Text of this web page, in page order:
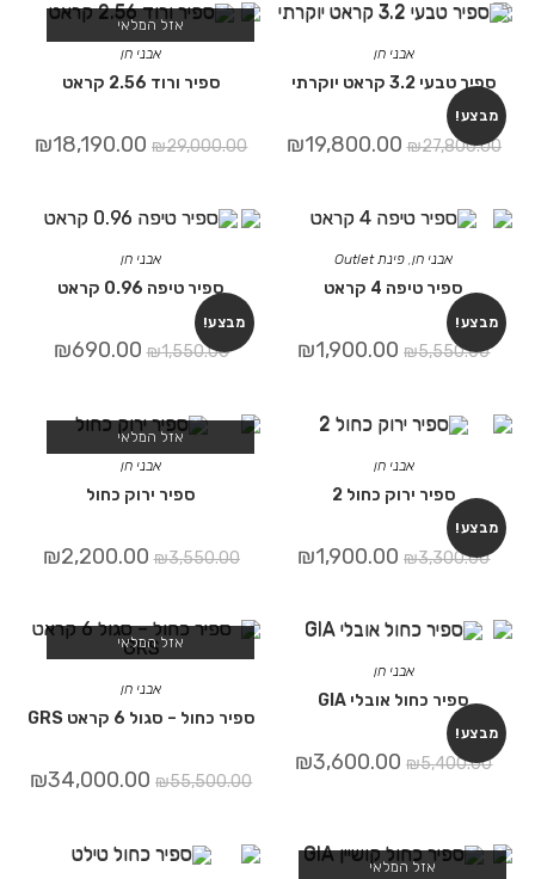
אזל המלאי
אבני חן
ספיר ורוד 2.56 קראט
₪29,000.00
₪18,190.00
מבצע!
אבני חן
ספיר טבעי 3.2 קראט יוקרתי
₪27,800.00
₪19,800.00
מבצע!
אבני חן
ספיר טיפה 0.96 קראט
₪1,550.00
₪690.00
מבצע!
אבני חן, פינת Outlet
ספיר טיפה 4 קראט
₪5,550.00
₪1,900.00
אזל המלאי
אבני חן
ספיר ירוק כחול
₪3,550.00
₪2,200.00
מבצע!
אבני חן
ספיר ירוק כחול 2
₪3,300.00
₪1,900.00
אזל המלאי
אבני חן
ספיר כחול – סגול 6 קראט GRS
₪55,500.00
₪34,000.00
מבצע!
אבני חן
ספיר כחול אובלי GIA
₪5,400.00
₪3,600.00
אזל המלאי